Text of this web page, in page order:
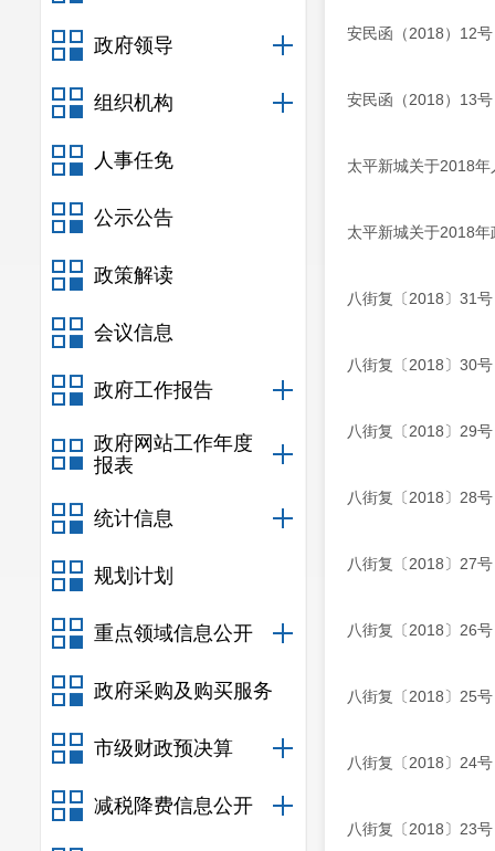
政府领导
组织机构
人事任免
公示公告
政策解读
会议信息
政府工作报告
政府网站工作年度
报表
统计信息
规划计划
重点领域信息公开
政府采购及购买服务
市级财政预决算
减税降费信息公开
安民函（2018）12
安民函（2018）13
太平新城关于2018
太平新城关于2018
八街复〔2018〕31
八街复〔2018〕30
八街复〔2018〕29
八街复〔2018〕28
八街复〔2018〕27
八街复〔2018〕26
八街复〔2018〕25
八街复〔2018〕24
八街复〔2018〕23